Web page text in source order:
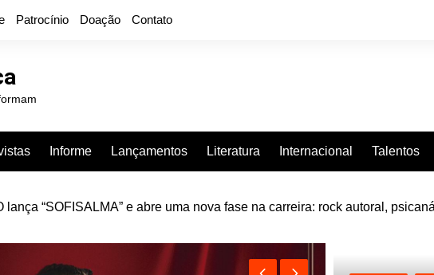
Patrocínio Doação Contato
Informe Lançamentos Literatura Internacional Talentos
lança “SOFISALMA” e abre uma nova fase na carreira: rock autoral,
a mixtape “Projeção”, de 2010, nas plataformas digitais